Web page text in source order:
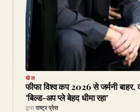
खेल
फीफा विश्व कप 2026 से जर्मनी
'बिल्ड-अप प्ले बेहद धीमा रहा'
द्वारा राष्ट्र प्रेस